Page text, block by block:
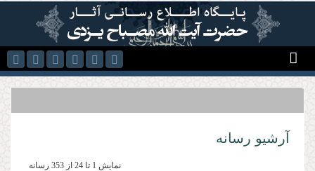
رفتن به محتوای اصلی
آرشیو رسانه
نمایش 1 تا 24 از 353 رسانه